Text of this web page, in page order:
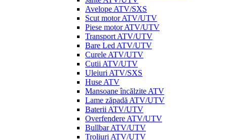
Avelope ATV/SXS
Scut motor ATV/UTV
Piese motor ATV/UTV
Transport ATV/UTV
Bare Led ATV/UTV
Curele ATV/UTV
Cutii ATV/UTV
Uleiuri ATV/SXS
Huse ATV
Mansoane încălzite ATV
Lame zăpadă ATV/UTV
Baterii ATV/UTV
Overfendere ATV/UTV
Bullbar ATV/UTV
Troliuri ATV/UTV